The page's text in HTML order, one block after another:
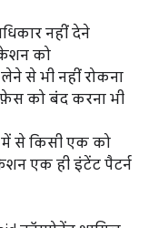
नहीं देने
को
से भी नहीं रोकना
को बंद करना भी
में से किसी एक को
एक ही इंटेंट पैटर्न